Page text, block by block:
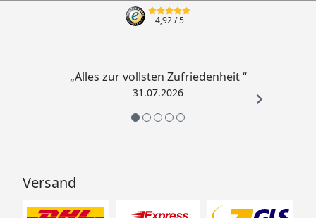
4,92/ 5
„Alles zur vollsten Zufriedenheit “
31.07.2026
Versand